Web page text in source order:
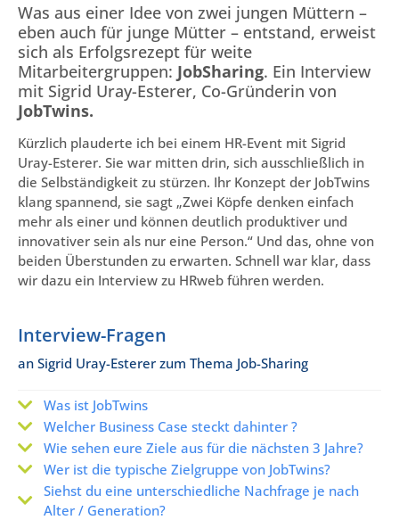
Was aus einer Idee von zwei jungen Müttern –
eben auch für junge Mütter – entstand, erweist
sich als Erfolgsrezept für weite
Mitarbeitergruppen: JobSharing. Ein Interview
mit Sigrid Uray-Esterer, Co-Gründerin von
JobTwins.
Kürzlich plauderte ich bei einem HR-Event mit Sigrid
Uray-Esterer. Sie war mitten drin, sich ausschließlich in
die Selbständigkeit zu stürzen. Ihr Konzept der JobTwins
klang spannend, sie sagt „Zwei Köpfe denken einfach
mehr als einer und können deutlich produktiver und
innovativer sein als nur eine Person.“ Und das, ohne von
beiden Überstunden zu erwarten. Schnell war klar, dass
wir dazu ein Interview zu HRweb führen werden.
Interview-Fragen
an Sigrid Uray-Esterer zum Thema Job-Sharing
Was ist JobTwins
Welcher Business Case steckt dahinter ?
Wie sehen eure Ziele aus für die nächsten 3 Jahre?
Wer ist die typische Zielgruppe von JobTwins?
Siehst du eine unterschiedliche Nachfrage je nach
Alter / Generation?